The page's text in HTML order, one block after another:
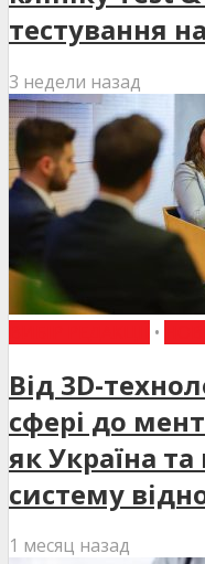
тестування
3 недели назад
•
Від 3D-
сфері до
як Україна
систему
1 месяц назад